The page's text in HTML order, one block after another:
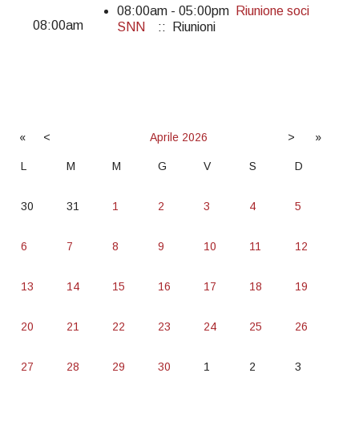
08:00am
08:00am - 05:00pm
Riunione soci
SNN
:: Riunioni
« < Aprile 2026 > »
L M M G V S D
30 31 1 2 3 4 5
6 7 8 9 10 11 12
13 14 15 16 17 18 19
20 21 22 23 24 25 26
27 28 29 30 1 2 3